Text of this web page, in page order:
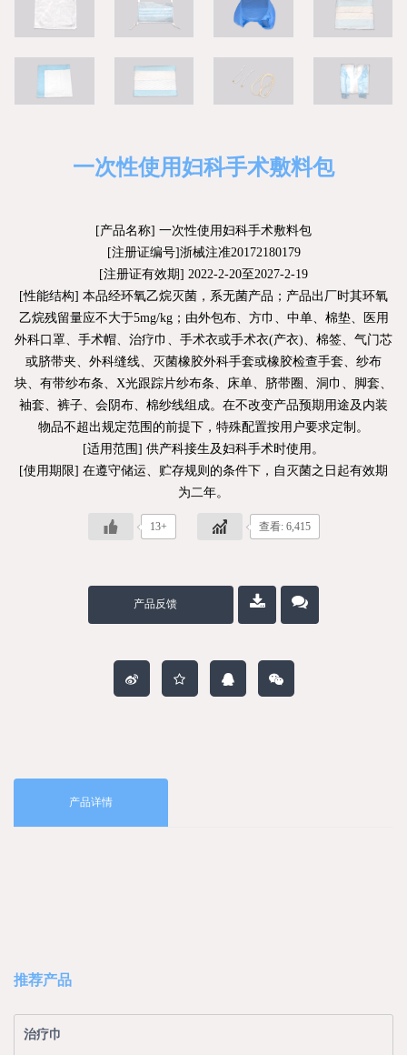
一次性使用妇科手术敷料包
[产品名称] 一次性使用妇科手术敷料包
[注册证编号]浙械注准20172180179
[注册证有效期] 2022-2-20至2027-2-19
[性能结构] 本品经环氧乙烷灭菌，系无菌产品；产品出厂时其环氧
乙烷残留量应不大于5mg/kg；由外包布、方巾、中单、棉垫、医用
外科口罩、手术帽、治疗巾、手术衣或手术衣(产衣)、棉签、气门芯
或脐带夹、外科缝线、灭菌橡胶外科手套或橡胶检查手套、纱布
块、有带纱布条、X光跟踪片纱布条、床单、脐带圈、洞巾、脚套、
袖套、裤子、会阴布、棉纱线组成。在不改变产品预期用途及内装
物品不超出规定范围的前提下，特殊配置按用户要求定制。
[适用范围] 供产科接生及妇科手术时使用。
[使用期限] 在遵守储运、贮存规则的条件下，自灭菌之日起有效期
为二年。
13+ 查看: 6,415
产品反馈
产品详情
推荐产品
治疗巾